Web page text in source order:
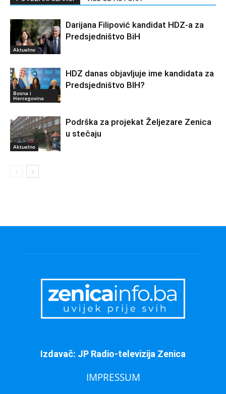
Aktuelno
Darijana Filipović kandidat HDZ-a za
Predsjedništvo BiH
Bosna i
Hercegovina
HDZ danas objavljuje ime kandidata za
Predsjedništvo BIH?
Aktuelno
Podrška za projekat Željezare Zenica
u stečaju
Izdavač: JP Radio-televizija Zenica
IMPRESSUM